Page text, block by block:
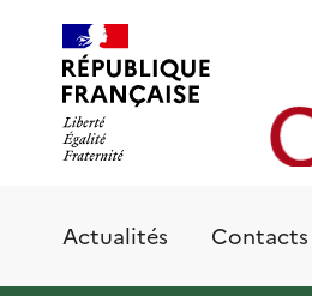
contenu
principal
Actualités Contacts